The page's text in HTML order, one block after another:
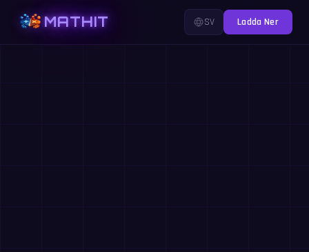
MATHIT SV Ladda Ner